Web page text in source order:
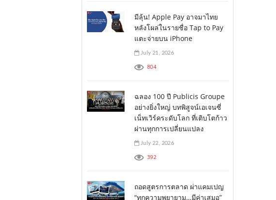
มีลุ้น! Apple Pay อาจมาไทย
หลังโผล่ในรายชื่อ Tap to Pay
แตะจ่ายบน iPhone
July 21, 2026
804
ฉลอง 100 ปี Publicis Groupe
อย่างยิ่งใหญ่ บทพิสูจน์เอเจนซี่
เน็ทเวิร์คระดับโลก ที่เติบโตก้าว
ผ่านทุกการเปลี่ยนแปลง
July 22, 2026
392
ถอดสูตรการตลาด ผ่าแคมเปญ
“ทุกความพยายาม…มีค่าเสมอ”